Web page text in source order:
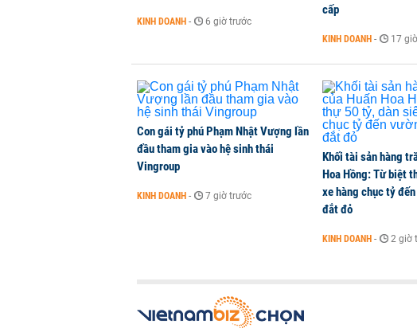
Hàng trăm người sập bẫy nhà ở xã hội và 4
KINH DOANH - 6 giờ trước
cấp
KINH DOANH - 17
Con gái tỷ phú Phạm Nhật Vượng lần
đầu tham gia vào hệ sinh thái
Vingroup
KINH DOANH - 7 giờ trước
Khối tài sản hàng
Hoa Hồng: Từ biệt
xe hàng chục tỷ
đắt đỏ
KINH DOANH - 2 giờ